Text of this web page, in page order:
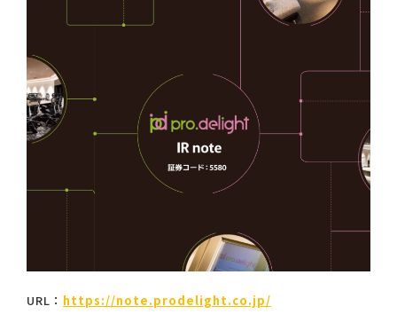
URL： https://note.prodelight.co.jp/